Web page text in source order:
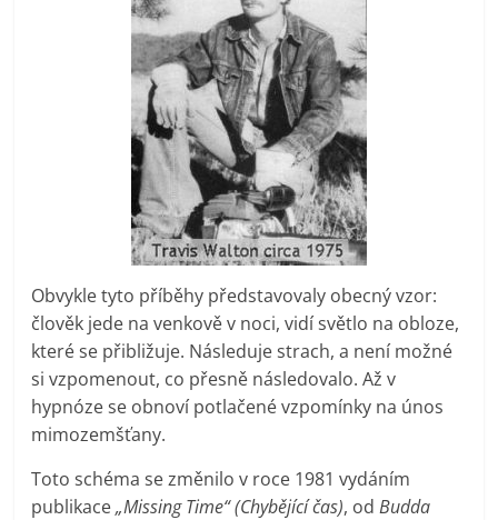
Obvykle tyto příběhy představovaly obecný vzor:
člověk jede na venkově v noci, vidí světlo na obloze,
které se přibližuje. Následuje strach, a není možné
si vzpomenout, co přesně následovalo. Až v
hypnóze se obnoví potlačené vzpomínky na únos
mimozemšťany.
Toto schéma se změnilo v roce 1981 vydáním
publikace„Missing Time“ (Chybějící čas), odBudda